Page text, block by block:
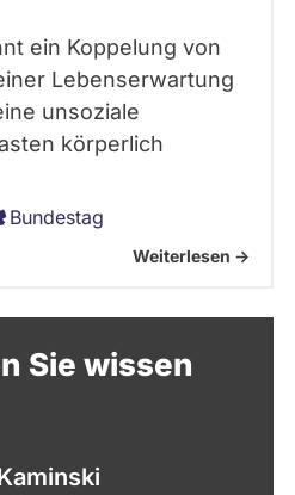
ein Koppelung von
Lebenserwartung
unsoziale
körperlich
Bundestag
Weiterlesen ->
Sie wissen